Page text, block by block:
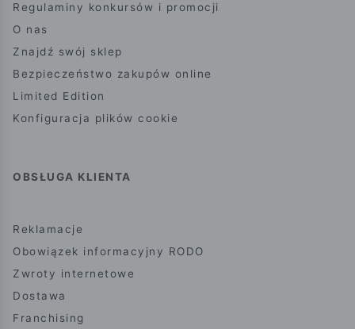
Regulaminy konkursów i promocji
O nas
Znajdź swój sklep
Bezpieczeństwo zakupów online
Limited Edition
Konfiguracja plików cookie
OBSŁUGA KLIENTA
Reklamacje
Obowiązek informacyjny RODO
Zwroty internetowe
Dostawa
Franchising